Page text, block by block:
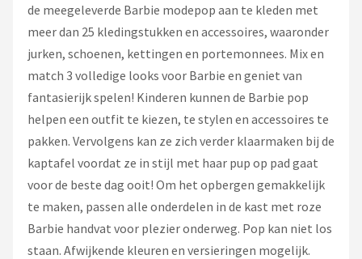
de meegeleverde Barbie modepop aan te kleden met
meer dan 25 kledingstukken en accessoires, waaronder
jurken, schoenen, kettingen en portemonnees. Mix en
match 3 volledige looks voor Barbie en geniet van
fantasierijk spelen! Kinderen kunnen de Barbie pop
helpen een outfit te kiezen, te stylen en accessoires te
pakken. Vervolgens kan ze zich verder klaarmaken bij de
kaptafel voordat ze in stijl met haar pup op pad gaat
voor de beste dag ooit! Om het opbergen gemakkelijk
te maken, passen alle onderdelen in de kast met roze
Barbie handvat voor plezier onderweg. Pop kan niet los
staan. Afwijkende kleuren en versieringen mogelijk.